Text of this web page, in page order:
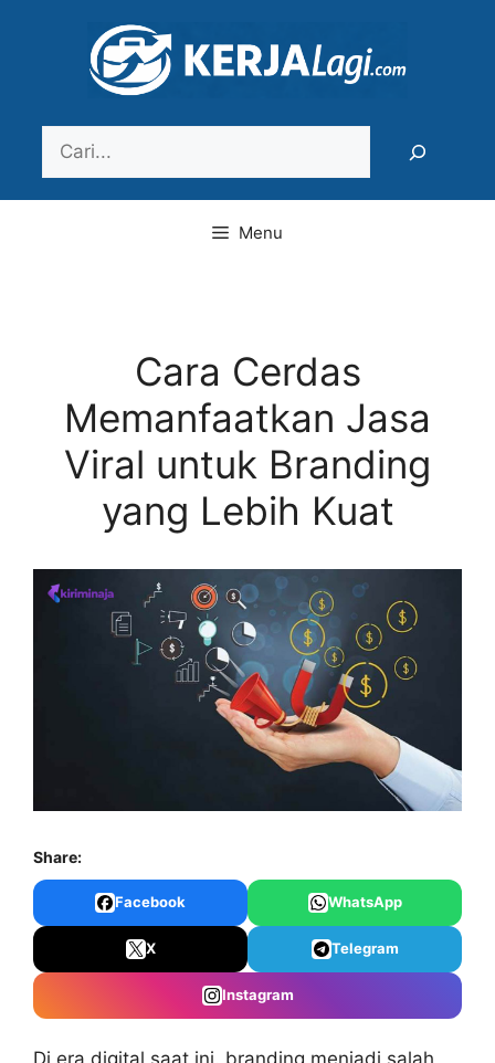
Menu
Cara Cerdas
Memanfaatkan Jasa
Viral untuk Branding
yang Lebih Kuat
Share:
Facebook WhatsApp
X Telegram
Instagram
Di era digital saat ini, branding menjadi salah